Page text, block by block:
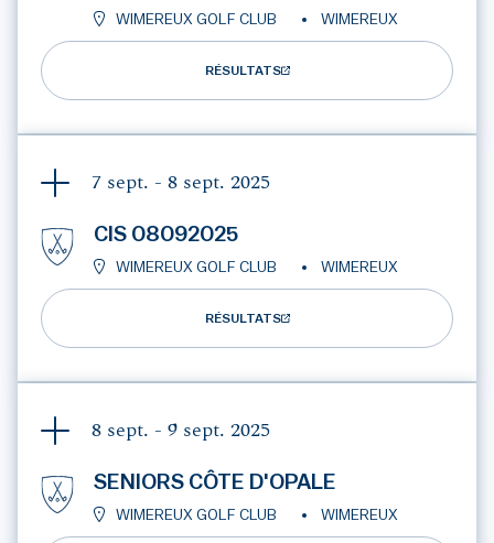
WIMEREUX GOLF CLUB WIMEREUX
RÉSULTATS
7 sept. - 8 sept. 2025
CIS 08092025
WIMEREUX GOLF CLUB WIMEREUX
RÉSULTATS
8 sept. - 9 sept. 2025
SENIORS CÔTE D'OPALE
WIMEREUX GOLF CLUB WIMEREUX